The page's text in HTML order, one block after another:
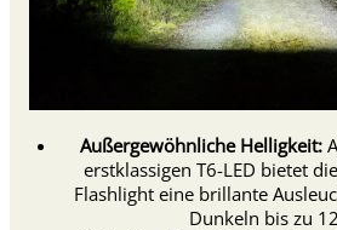
Außergewöhnliche Helligkeit:
erstklassigen T6-LED bietet
Flashlight eine brillante
Dunkeln bis zu